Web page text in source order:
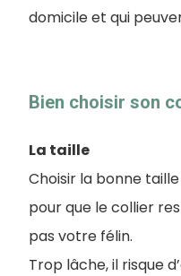
domicile et qui
Bien choisir son
La taille
Choisir la bonne
pour que le collier
pas votre félin.
Trop lâche, il risque